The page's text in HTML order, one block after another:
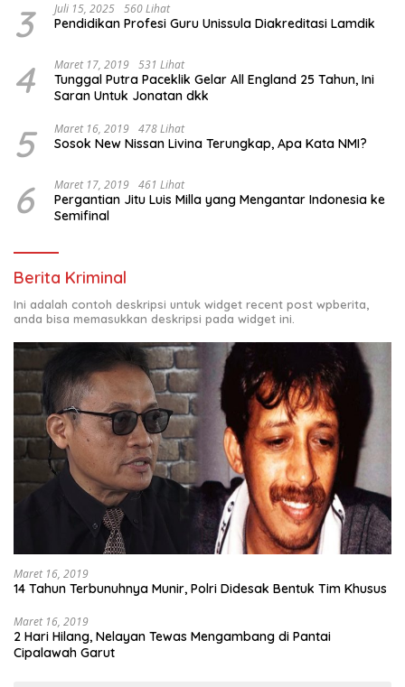
3 Juli 15, 2025 560 Lihat
Pendidikan Profesi Guru Unissula Diakreditasi Lamdik
4 Maret 17, 2019 531 Lihat
Tunggal Putra Paceklik Gelar All England 25 Tahun, Ini
Saran Untuk Jonatan dkk
5 Maret 16, 2019 478 Lihat
Sosok New Nissan Livina Terungkap, Apa Kata NMI?
6 Maret 17, 2019 461 Lihat
Pergantian Jitu Luis Milla yang Mengantar Indonesia ke
Semifinal
Berita Kriminal
Ini adalah contoh deskripsi untuk widget recent post wpberita,
anda bisa memasukkan deskripsi pada widget ini.
Maret 16, 2019
14 Tahun Terbunuhnya Munir, Polri Didesak Bentuk Tim Khusus
Maret 16, 2019
2 Hari Hilang, Nelayan Tewas Mengambang di Pantai
Cipalawah Garut